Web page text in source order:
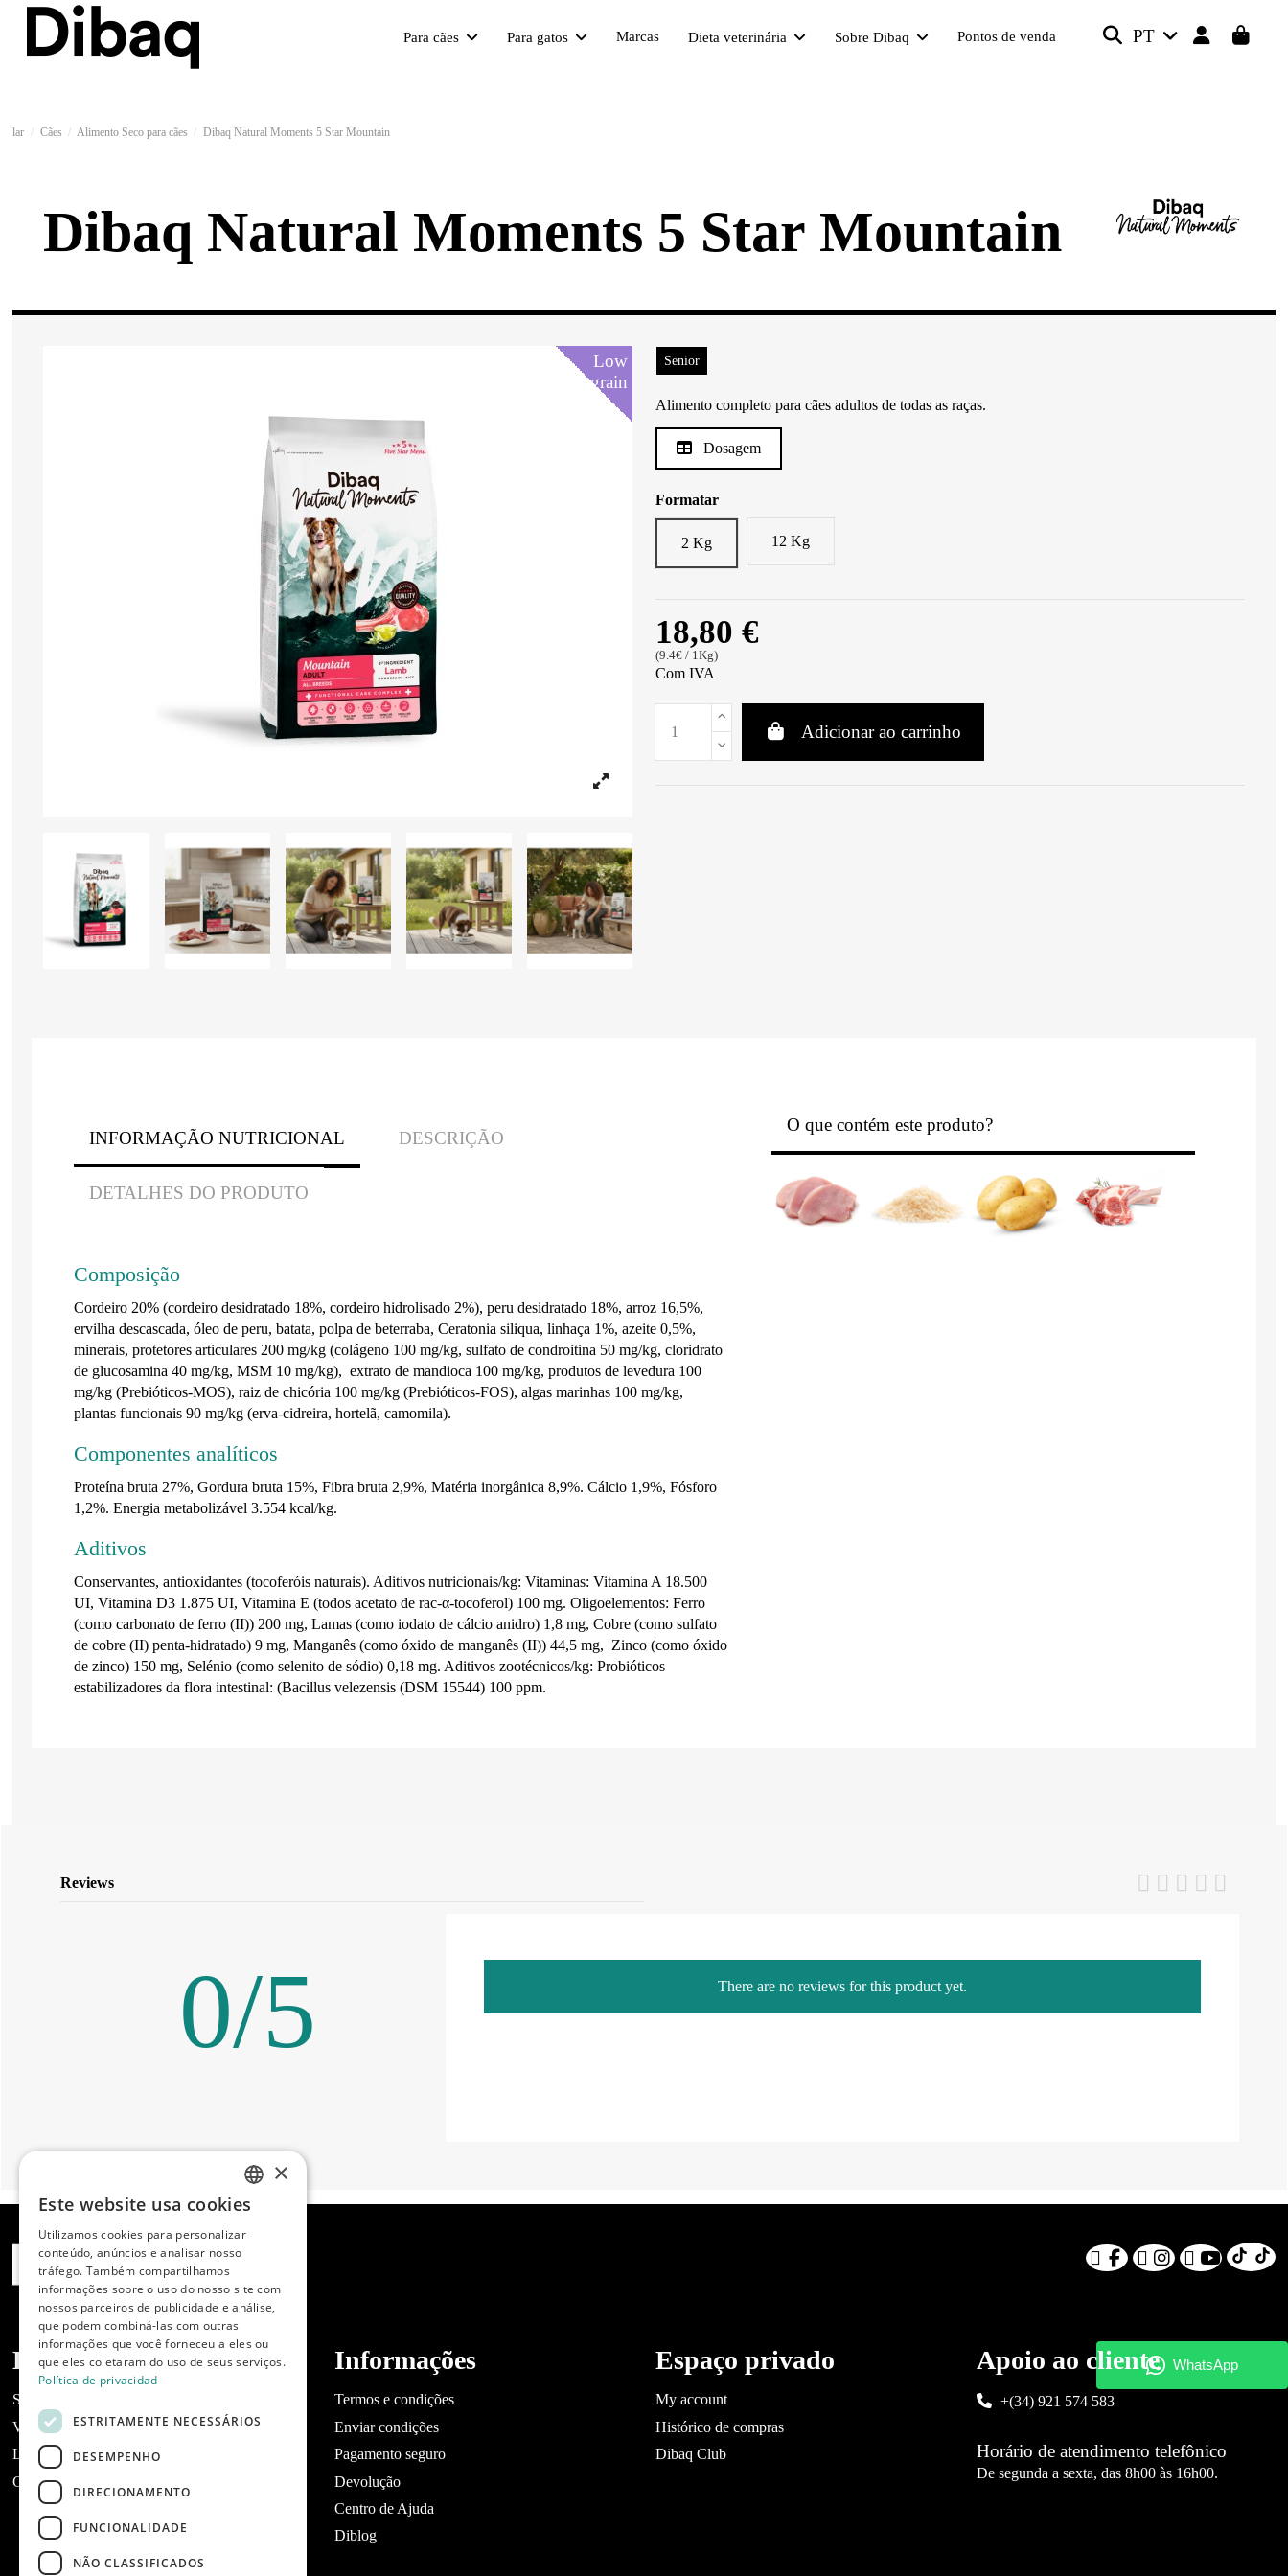
Para cães Para gatos Marcas Dieta veterinária Sobre Dibaq Pontos de venda PT
lar Cães Alimento Seco para cães Dibaq Natural Moments 5 Star Mountain
Dibaq Natural Moments 5 Star Mountain
Low
grain
Low
grain
Low
grain
Low
grain
Low
grain
Low
grain
Senior
Alimento completo para cães adultos de todas as raças.
Dosagem
Formatar
2 Kg 12 Kg
18,80 €
(9.4€ / 1Kg)
Com IVA
Adicionar ao carrinho
INFORMAÇÃO NUTRICIONAL DESCRIÇÃO
DETALHES DO PRODUTO
Composição
Cordeiro 20% (cordeiro desidratado 18%, cordeiro hidrolisado 2%), peru desidratado 18%, arroz 16,5%,
ervilha descascada, óleo de peru, batata, polpa de beterraba, Ceratonia siliqua, linhaça 1%, azeite 0,5%,
minerais, protetores articulares 200 mg/kg (colágeno 100 mg/kg, sulfato de condroitina 50 mg/kg, cloridrato
de glucosamina 40 mg/kg, MSM 10 mg/kg), extrato de mandioca 100 mg/kg, produtos de levedura 100
mg/kg (Prebióticos-MOS), raiz de chicória 100 mg/kg (Prebióticos-FOS), algas marinhas 100 mg/kg,
plantas funcionais 90 mg/kg (erva-cidreira, hortelã, camomila).
Componentes analíticos
Proteína bruta 27%, Gordura bruta 15%, Fibra bruta 2,9%, Matéria inorgânica 8,9%. Cálcio 1,9%, Fósforo
1,2%. Energia metabolizável 3.554 kcal/kg.
Aditivos
Conservantes, antioxidantes (tocoferóis naturais). Aditivos nutricionais/kg: Vitaminas: Vitamina A 18.500
UI, Vitamina D3 1.875 UI, Vitamina E (todos acetato de rac-α-tocoferol) 100 mg. Oligoelementos: Ferro
(como carbonato de ferro (II)) 200 mg, Lamas (como iodato de cálcio anidro) 1,8 mg, Cobre (como sulfato
de cobre (II) penta-hidratado) 9 mg, Manganês (como óxido de manganês (II)) 44,5 mg, Zinco (como óxido
de zinco) 150 mg, Selénio (como selenito de sódio) 0,18 mg. Aditivos zootécnicos/kg: Probióticos
estabilizadores da flora intestinal: (Bacillus velezensis (DSM 15544) 100 ppm.
O que contém este produto?
Reviews
0/5 There are no reviews for this product yet.
Dibaq
Sobre a Dibaq
Você tem um negócio?
Lojas
Contato Dibaq Petcare
Informações
Termos e condições
Enviar condições
Pagamento seguro
Devolução
Centro de Ajuda
Diblog
Espaço privado
My account
Histórico de compras
Dibaq Club
Apoio ao cliente
+(34) 921 574 583
Horário de atendimento telefônico
De segunda a sexta, das 8h00 às 16h00.
SPANISH
PORTUGUESE
×
Este website usa cookies
Utilizamos cookies para personalizar
conteúdo, anúncios e analisar nosso
tráfego. Também compartilhamos
informações sobre o uso do nosso site com
nossos parceiros de publicidade e análise,
que podem combiná-las com outras
informações que você forneceu a eles ou
que eles coletaram do uso de seus serviços.
Política de privacidad
ESTRITAMENTE NECESSÁRIOS
DESEMPENHO
DIRECIONAMENTO
FUNCIONALIDADE
NÃO CLASSIFICADOS